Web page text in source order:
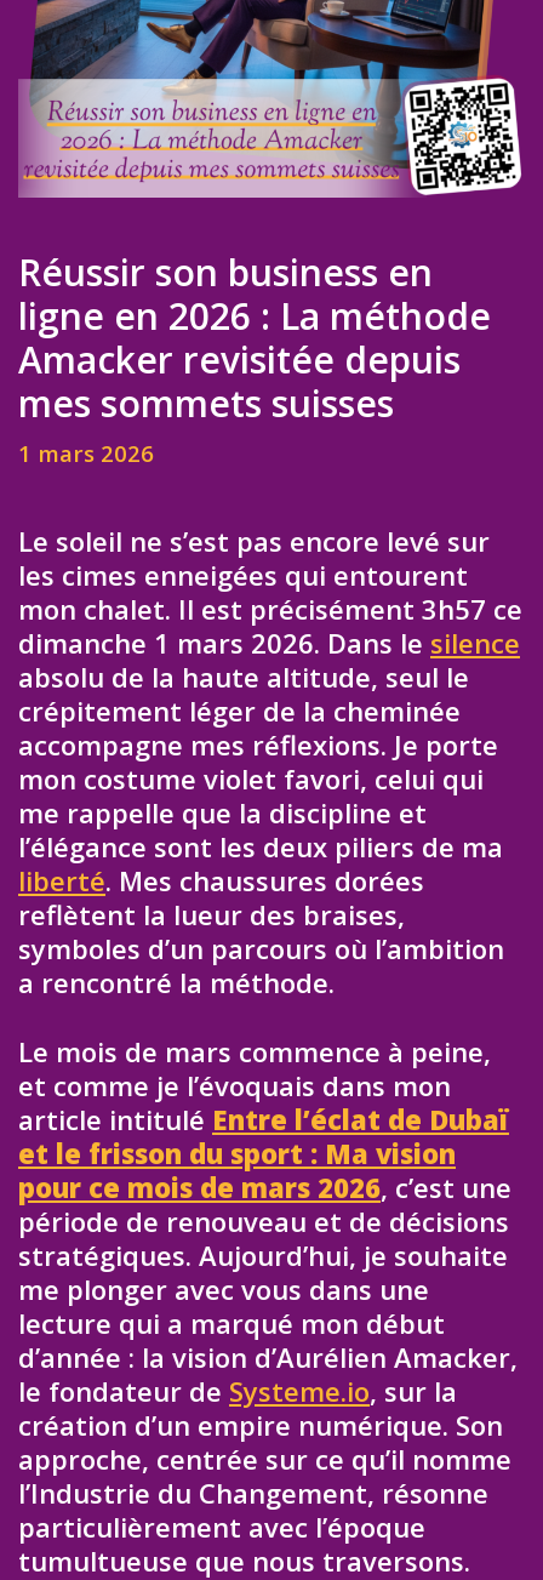
Réussir son business en
ligne en 2026 : La méthode
Amacker revisitée depuis
mes sommets suisses
1 mars 2026
Le soleil ne s’est pas encore levé sur
les cimes enneigées qui entourent
mon chalet. Il est précisément 3h57 ce
dimanche 1 mars 2026. Dans le silence
absolu de la haute altitude, seul le
crépitement léger de la cheminée
accompagne mes réflexions. Je porte
mon costume violet favori, celui qui
me rappelle que la discipline et
l’élégance sont les deux piliers de ma
liberté. Mes chaussures dorées
reflètent la lueur des braises,
symboles d’un parcours où l’ambition
a rencontré la méthode.
Le mois de mars commence à peine,
et comme je l’évoquais dans mon
article intitulé Entre l’éclat de Dubaï
et le frisson du sport : Ma vision
pour ce mois de mars 2026, c’est une
période de renouveau et de décisions
stratégiques. Aujourd’hui, je souhaite
me plonger avec vous dans une
lecture qui a marqué mon début
d’année : la vision d’Aurélien Amacker,
le fondateur de Systeme.io, sur la
création d’un empire numérique. Son
approche, centrée sur ce qu’il nomme
l’Industrie du Changement, résonne
particulièrement avec l’époque
tumultueuse que nous traversons.